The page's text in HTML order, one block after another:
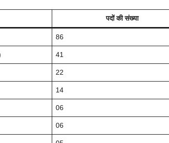
पदों की संख्या
86
41
22
14
06
06